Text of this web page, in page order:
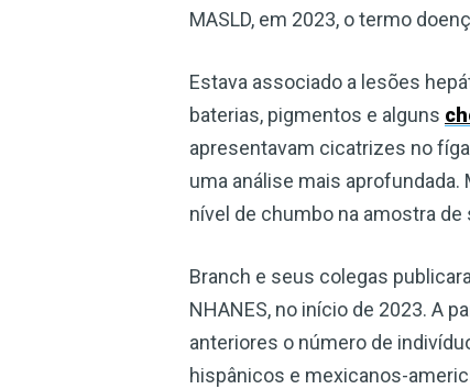
MASLD, em 2023, o termo
Estava associado a lesões
baterias, pigmentos e alguns
apresentavam cicatrizes no
uma análise mais
nível de chumbo na amostra de
Branch e seus colegas
NHANES, no início de 2023. A
anteriores o número de
hispânicos e mexicanos-